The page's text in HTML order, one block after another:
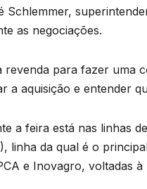
Schlemmer,
as negociações.
para fazer uma
a aquisição e entender
a feira está nas linhas
linha da qual é o
e Inovagro, voltadas